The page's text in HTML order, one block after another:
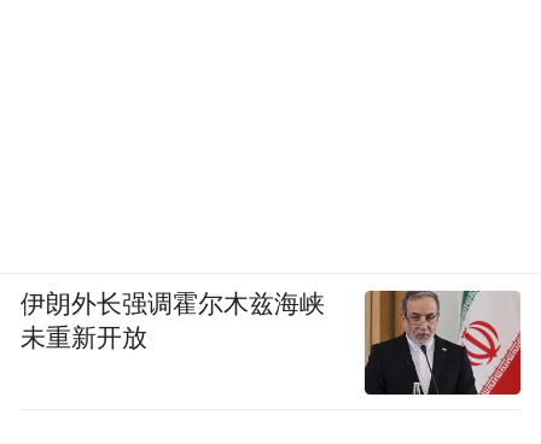
伊朗外长强调霍尔木兹海峡
未重新开放